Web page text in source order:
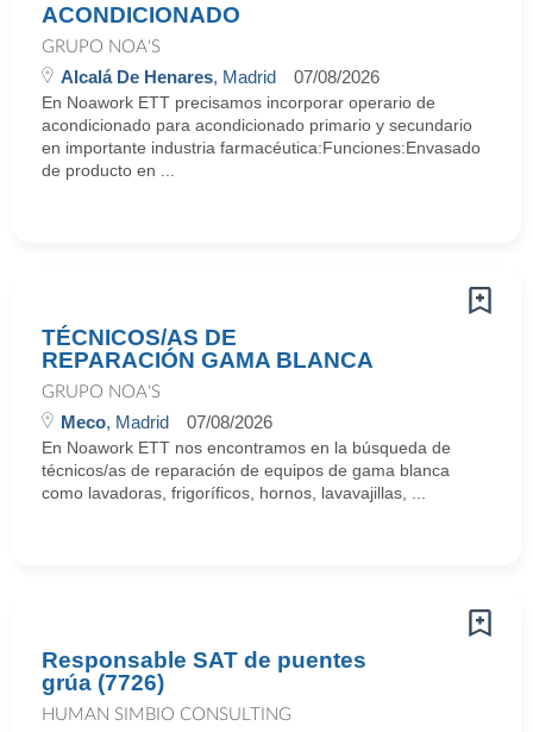
ACONDICIONADO
GRUPO NOA'S
Alcalá De Henares, Madrid 07/08/2026
En Noawork ETT precisamos incorporar operario de
acondicionado para acondicionado primario y secundario
en importante industria farmacéutica:Funciones:Envasado
de producto en ...
TÉCNICOS/AS DE
REPARACIÓN GAMA BLANCA
GRUPO NOA'S
Meco, Madrid 07/08/2026
En Noawork ETT nos encontramos en la búsqueda de
técnicos/as de reparación de equipos de gama blanca
como lavadoras, frigoríficos, hornos, lavavajillas, ...
Responsable SAT de puentes
grúa (7726)
HUMAN SIMBIO CONSULTING